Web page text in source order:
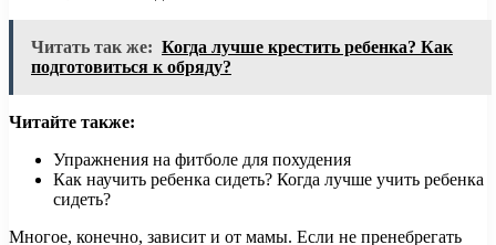
Читать так же: Когда лучше крестить ребенка? Как
подготовиться к обряду?
Читайте также:
Упражнения на фитболе для похудения
Как научить ребенка сидеть? Когда лучше учить ребенка
сидеть?
Многое, конечно, зависит и от мамы. Если не пренебрегать